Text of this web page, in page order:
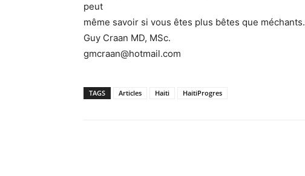
peut
même savoir si vous êtes plus bêtes que méchants.
Guy Craan MD, MSc.
gmcraan@hotmail.com
TAGS Articles Haiti HaitiProgres